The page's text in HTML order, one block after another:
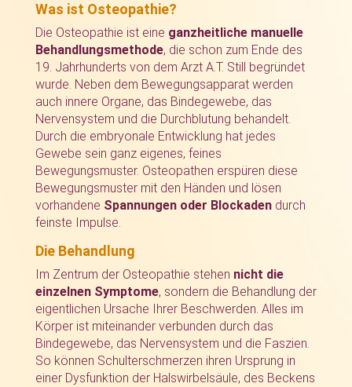
Was ist Osteopathie?
Die Osteopathie ist eine ganzheitliche manuelle
Behandlungsmethode, die schon zum Ende des
19. Jahrhunderts von dem Arzt A.T. Still begründet
wurde. Neben dem Bewegungsapparat werden
auch innere Organe, das Bindegewebe, das
Nervensystem und die Durchblutung behandelt.
Durch die embryonale Entwicklung hat jedes
Gewebe sein ganz eigenes, feines
Bewegungsmuster. Osteopathen erspüren diese
Bewegungsmuster mit den Händen und lösen
vorhandene Spannungen oder Blockadendurch
feinste Impulse.
Die Behandlung
Im Zentrum der Osteopathie stehen nicht die
einzelnen Symptome, sondern die Behandlung der
eigentlichen Ursache Ihrer Beschwerden. Alles im
Körper ist miteinander verbunden durch das
Bindegewebe, das Nervensystem und die Faszien.
So können Schulterschmerzen ihren Ursprung in
einer Dysfunktion der Halswirbelsäule, des Beckens